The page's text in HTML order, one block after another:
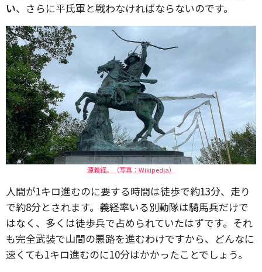
い、さらに平氏軍と戦わなければならないのです。
源義経。（写真：Wikipedia）
人間が1キロ進むのに要する時間は徒歩で約13分、走り
で約8分とされます。義経率いる別動隊は騎馬兵だけで
はなく、多くは徒歩兵で占められていたはずです。それ
も完全武装で山間の悪路を進むわけですから、どんなに
速くても1キロ進むのに10分はかかったことでしょう。